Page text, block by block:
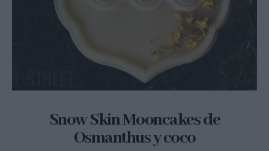
Snow Skin Mooncakes de
Osmanthus y coco